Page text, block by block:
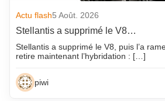
Actu flash5 Août. 2026
Stellantis a supprimé le V8…
Stellantis a supprimé le V8, puis l’a
retire maintenant l’hybridation : […]
piwi